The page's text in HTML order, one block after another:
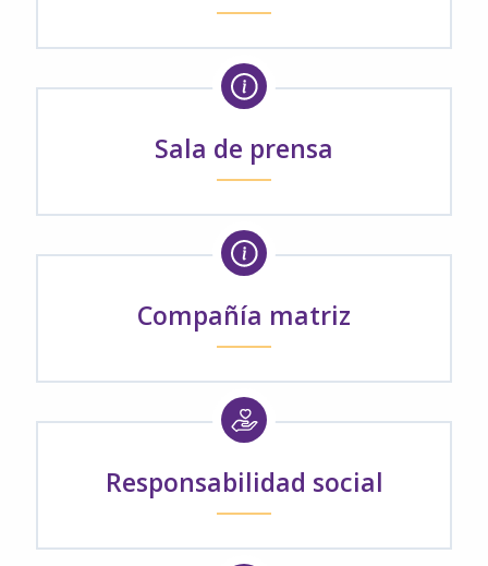
Sala de prensa
Compañía matriz
Responsabilidad social